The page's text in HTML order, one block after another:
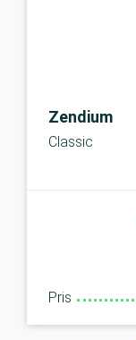
Zendium
Classic
Pris